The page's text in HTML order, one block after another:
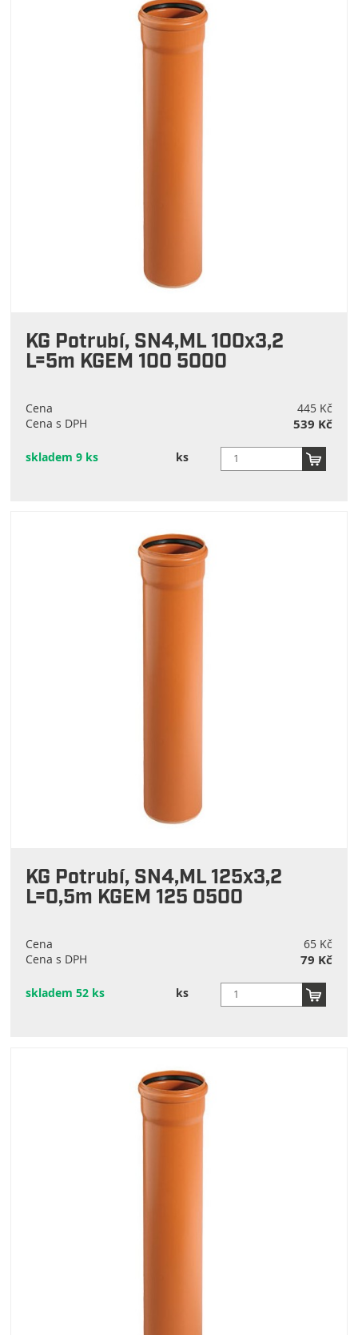
KG Potrubí, SN4,ML 100x3,2
L=5m KGEM 100 5000
Cena
445 Kč
Cena s DPH
539 Kč
skladem 9 ks ks
KG Potrubí, SN4,ML 125x3,2
L=0,5m KGEM 125 0500
Cena
65 Kč
Cena s DPH
79 Kč
skladem 52 ks ks